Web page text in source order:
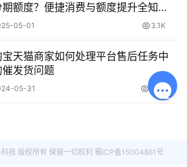
期额度？便捷消费与额度提升全知
05-01 3.1K
宝天猫商家如何处理平台售后任务中
催发货问题
05-31 2.3K
技 版权所有 保留一切权利 蜀ICP备15004861号